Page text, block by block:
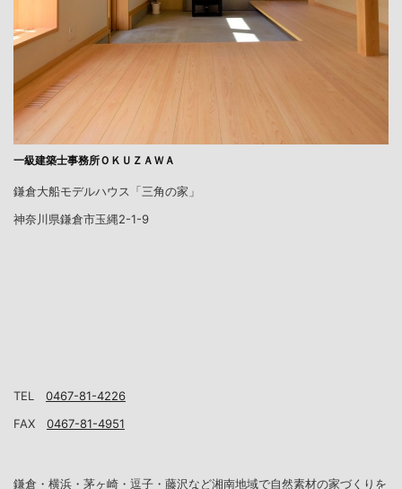
一級建築士事務所ＯＫＵＺＡＷＡ
鎌倉大船モデルハウス「三角の家」
神奈川県鎌倉市玉縄2-1-9
TEL 0467-81-4226
FAX 0467-81-4951
鎌倉・横浜・茅ヶ崎・逗子・藤沢など湘南地域で自然素材の家づくりを